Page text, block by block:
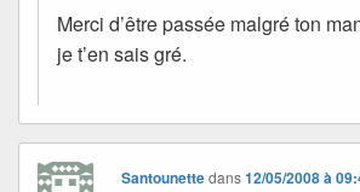
Merci d’être passée malgré ton
je t’en sais gré.
Santounettedans12/05/2008 à